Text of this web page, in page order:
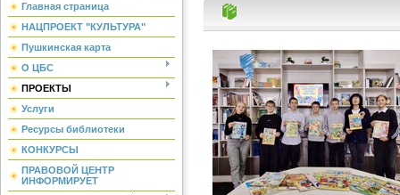
Главная страница
НАЦПРОЕКТ "КУЛЬТУРА"
Пушкинская карта
О ЦБС
ПРОЕКТЫ
Услуги
Ресурсы библиотеки
КОНКУРСЫ
ПРАВОВОЙ ЦЕНТР
ИНФОРМИРУЕТ